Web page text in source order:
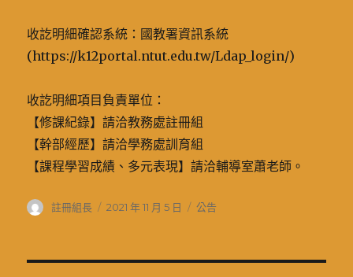
收訖明細確認系統：國教署資訊系統
(https://k12portal.ntut.edu.tw/Ldap_login/)
收訖明細項目負責單位：
【修課紀錄】請洽教務處註冊組
【幹部經歷】請洽學務處訓育組
【課程學習成績、多元表現】請洽輔導室蕭老師。
作
註冊組長
發
2021 年 11 月 5 日
分
公告